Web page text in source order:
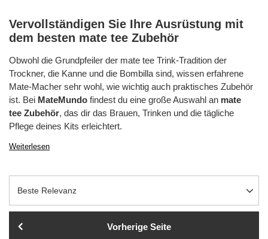
Vervollständigen Sie Ihre Ausrüstung mit
dem besten mate tee Zubehör
Obwohl die Grundpfeiler der mate tee Trink-Tradition der
Trockner, die Kanne und die Bombilla sind, wissen erfahrene
Mate-Macher sehr wohl, wie wichtig auch praktisches Zubehör
ist. Bei MateMundo findest du eine große Auswahl an mate
tee Zubehör, das dir das Brauen, Trinken und die tägliche
Pflege deines Kits erleichtert.
Weiterlesen
Sortierung ändern
Beste Relevanz
Vorherige Seite